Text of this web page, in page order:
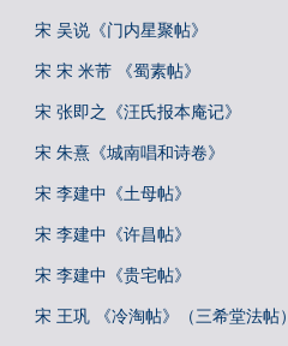
宋 吴说《门内星聚帖》
宋 宋 米芾 《蜀素帖》
宋 张即之《汪氏报本庵记》
宋 朱熹《城南唱和诗卷》
宋 李建中《土母帖》
宋 李建中《许昌帖》
宋 李建中《贵宅帖》
宋 王巩 《冷淘帖》（三希堂法帖）